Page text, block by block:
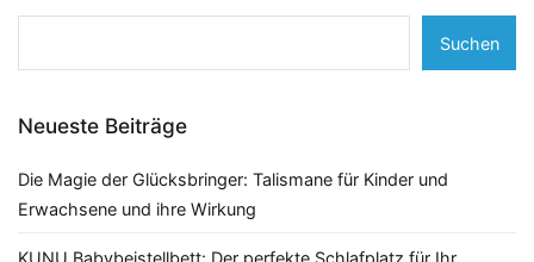
Suchen
Neueste Beiträge
Die Magie der Glücksbringer: Talismane für Kinder und
Erwachsene und ihre Wirkung
KUNU Babybeistellbett: Der perfekte Schlafplatz für Ihr